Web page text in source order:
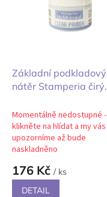
d
ů
Základní podkladový
nátěr Stamperia čirý
Momentálně nedostupné -
klikněte na hlídat a my vás
upozorníme až bude
naskladněno
176 Kč / ks
DETAIL